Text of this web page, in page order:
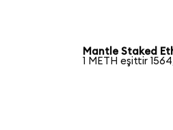
Mantle Staked
1 METH eşittir